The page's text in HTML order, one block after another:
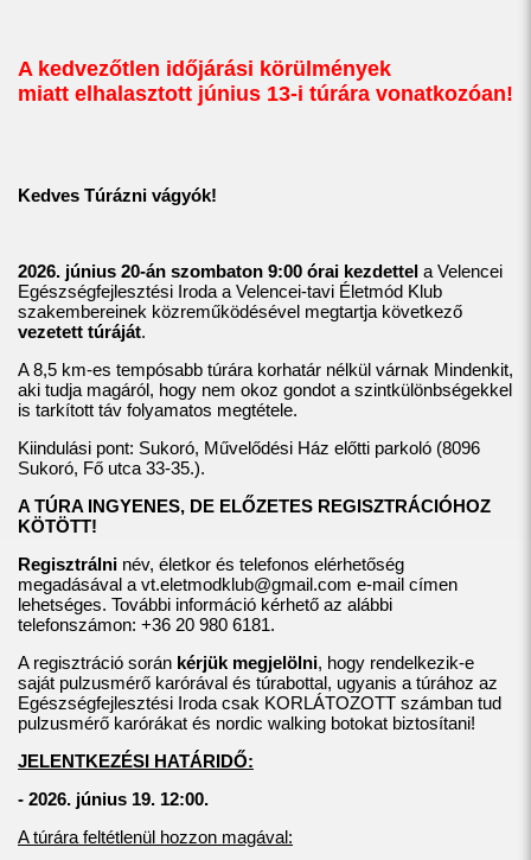
A kedvezőtlen időjárási körülmények
miatt elhalasztott június 13-i túrára vonatkozóan!
Kedves Túrázni vágyók!
2026. június 20-án szombaton 9:00 órai kezdettel a Velencei
Egészségfejlesztési Iroda a Velencei-tavi Életmód Klub
szakembereinek közreműködésével megtartja következő
vezetett túráját.
A 8,5 km-es tempósabb túrára korhatár nélkül várnak Mindenkit,
aki tudja magáról, hogy nem okoz gondot a szintkülönbségekkel
is tarkított táv folyamatos megtétele.
Kiindulási pont: Sukoró, Művelődési Ház előtti parkoló (8096
Sukoró, Fő utca 33-35.).
A TÚRA INGYENES, DE ELŐZETES REGISZTRÁCIÓHOZ
KÖTÖTT!
Regisztrálni név, életkor és telefonos elérhetőség
megadásával a vt.eletmodklub@gmail.com e-mail címen
lehetséges. További információ kérhető az alábbi
telefonszámon: +36 20 980 6181.
A regisztráció során kérjük megjelölni, hogy rendelkezik-e
saját pulzusmérő karórával és túrabottal, ugyanis a túrához az
Egészségfejlesztési Iroda csak KORLÁTOZOTT számban tud
pulzusmérő karórákat és nordic walking botokat biztosítani!
JELENTKEZÉSI HATÁRIDŐ:
- 2026. június 19. 12:00.
A túrára feltétlenül hozzon magával: